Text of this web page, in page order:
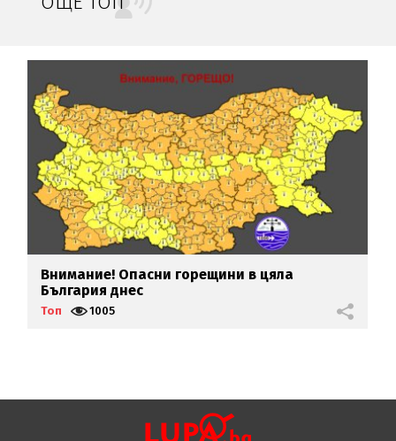
Внимание! Опасни горещини в цяла
България днес
Топ 1005